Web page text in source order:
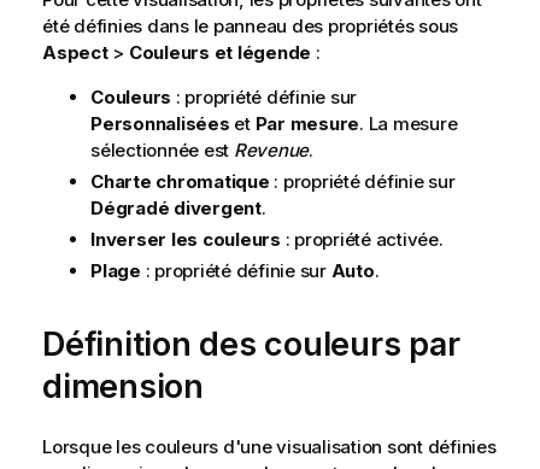
été définies dans le panneau des propriétés sous
Aspect> Couleurs et légende :
Couleurs : propriété définie sur
Personnalisées et Par mesure. La mesure
sélectionnée est Revenue.
Charte chromatique : propriété définie sur
Dégradé divergent.
Inverser les couleurs : propriété activée.
Plage : propriété définie sur Auto.
Définition des couleurs par
dimension
Lorsque les couleurs d'une visualisation sont définies